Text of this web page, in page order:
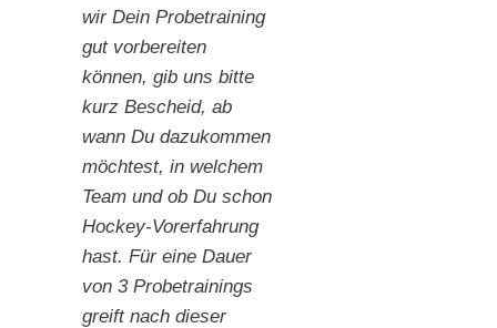
wir Dein Probetraining
gut vorbereiten
können, gib uns bitte
kurz Bescheid, ab
wann Du dazukommen
möchtest, in welchem
Team und ob Du schon
Hockey-Vorerfahrung
hast. Für eine Dauer
von 3 Probetrainings
greift nach dieser